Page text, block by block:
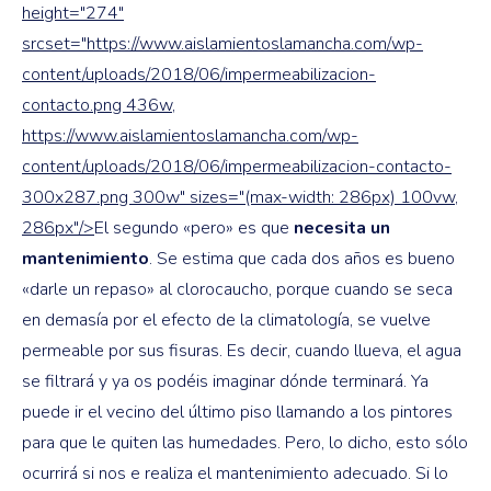
height="274"
srcset="https://www.aislamientoslamancha.com/wp-
content/uploads/2018/06/impermeabilizacion-
contacto.png 436w,
https://www.aislamientoslamancha.com/wp-
content/uploads/2018/06/impermeabilizacion-contacto-
300x287.png 300w" sizes="(max-width: 286px) 100vw,
286px"/>El segundo «pero» es que necesita un
mantenimiento. Se estima que cada dos años es bueno
«darle un repaso» al clorocaucho, porque cuando se seca
en demasía por el efecto de la climatología, se vuelve
permeable por sus fisuras. Es decir, cuando llueva, el agua
se filtrará y ya os podéis imaginar dónde terminará. Ya
puede ir el vecino del último piso llamando a los pintores
para que le quiten las humedades. Pero, lo dicho, esto sólo
ocurrirá si nos e realiza el mantenimiento adecuado. Si lo